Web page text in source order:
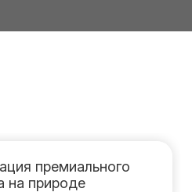
премиального
на природе